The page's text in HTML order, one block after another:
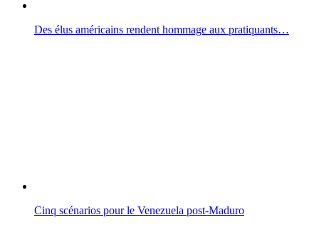
Des élus américains rendent hommage aux pratiquants…
Cinq scénarios pour le Venezuela post-Maduro